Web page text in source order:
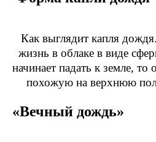
Как выглядит капля
жизнь в облаке в виде
начинает падать к земле, то
похожую на верхнюю
«Вечный дождь»